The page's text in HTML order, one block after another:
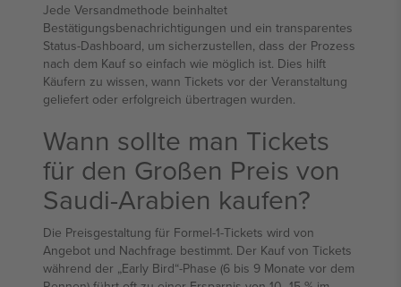
Jede Versandmethode beinhaltet
Bestätigungsbenachrichtigungen und ein transparentes
Status-Dashboard, um sicherzustellen, dass der Prozess
nach dem Kauf so einfach wie möglich ist. Dies hilft
Käufern zu wissen, wann Tickets vor der Veranstaltung
geliefert oder erfolgreich übertragen wurden.
Wann sollte man Tickets
für den Großen Preis von
Saudi-Arabien kaufen?
Die Preisgestaltung für Formel-1-Tickets wird von
Angebot und Nachfrage bestimmt. Der Kauf von Tickets
während der „Early Bird“-Phase (6 bis 9 Monate vor dem